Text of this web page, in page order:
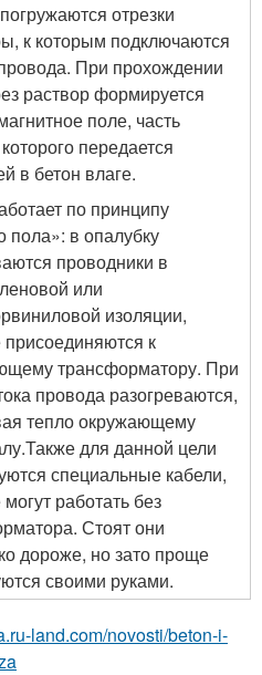
отрезки
к которым подключаются
При прохождении
раствор формируется
поле, часть
передается
в бетон влаге.
по принципу
пола»: в опалубку
проводники в
или
изоляции,
присоединяются к
трансформатору. При
провода разогреваются,
тепло окружающему
для данной цели
специальные кабели,
работать без
Стоят они
дороже, но зато проще
своими руками.
land.com/novosti/beton-i-